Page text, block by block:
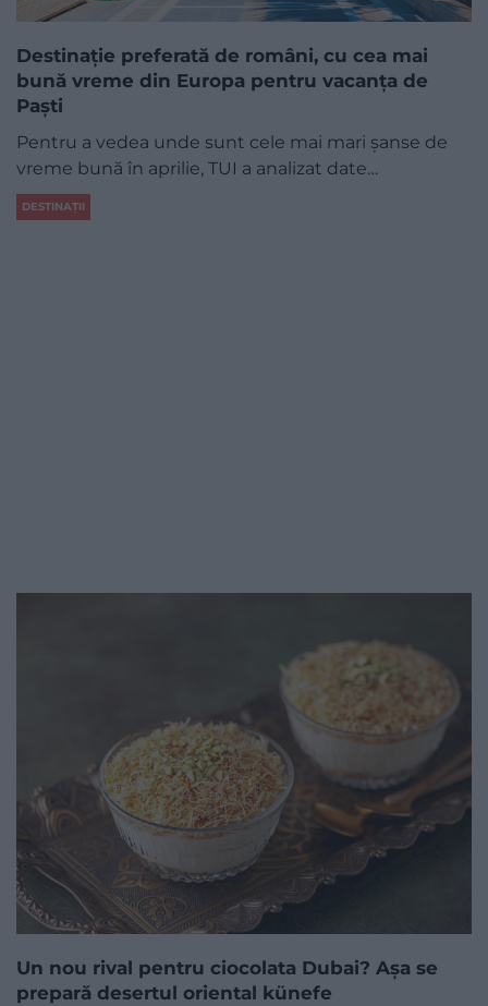
Destinație preferată de români, cu cea mai
bună vreme din Europa pentru vacanța de
Paști
Pentru a vedea unde sunt cele mai mari șanse de
vreme bună în aprilie, TUI a analizat date…
DESTINAȚII
Un nou rival pentru ciocolata Dubai? Așa se
prepară desertul oriental künefe